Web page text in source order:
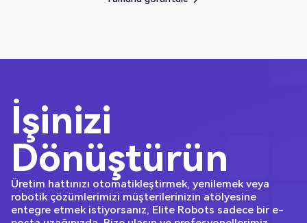
İşinizi
Dönüştürün
Üretim hattınızı otomatikleştirmek, yenilemek veya
robotik çözümlerimizi müşterilerinizin atölyesine
entegre etmek istiyorsanız, Elite Robots sadece bir e-